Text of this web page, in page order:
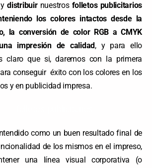
ydistribuirnuestros folletos publicitarios
los colores intactos desde la
la conversión de color RGB a CMYK
impresión de calidad , y para ello
claro que si, daremos con la primera
conseguir éxito con los colores en los
y en publicidad impresa.
como un buen resultado final de
de los mismos en el impreso,
una línea visual corporativa (o